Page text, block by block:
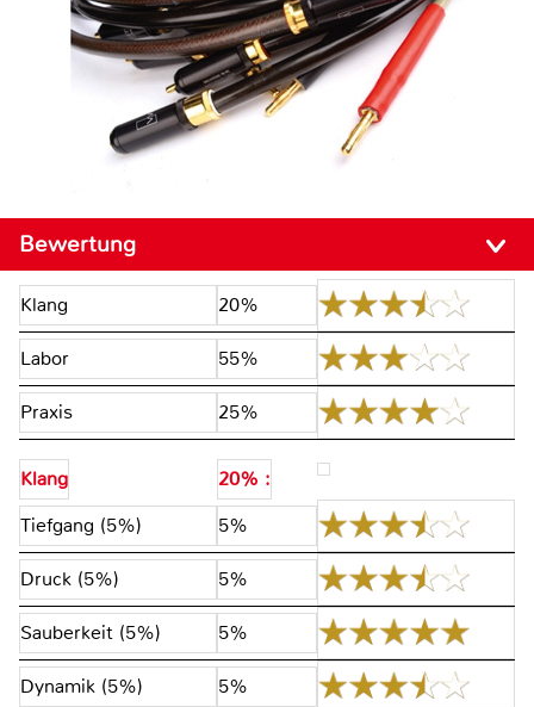
Bewertung
Klang 20%
Labor 55%
Praxis 25%
Klang
20% :
Tiefgang (5%)
5%
Druck (5%) 5%
Sauberkeit (5%) 5%
Dynamik (5%) 5%